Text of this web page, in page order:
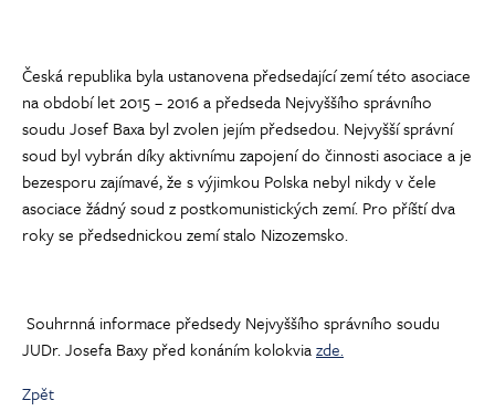
Česká republika byla ustanovena předsedající zemí této asociace
na období let 2015 – 2016 a předseda Nejvyššího správního
soudu Josef Baxa byl zvolen jejím předsedou. Nejvyšší správní
soud byl vybrán díky aktivnímu zapojení do činnosti asociace a je
bezesporu zajímavé, že s výjimkou Polska nebyl nikdy v čele
asociace žádný soud z postkomunistických zemí. Pro příští dva
roky se předsednickou zemí stalo Nizozemsko.
Souhrnná informace předsedy Nejvyššího správního soudu
JUDr. Josefa Baxy před konáním kolokviazde.
Zpět